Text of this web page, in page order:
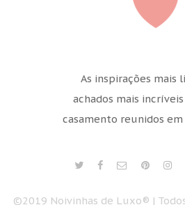
As inspirações mais
achados mais
casamento reunidos
©2019 Noivinhas de Luxo® |